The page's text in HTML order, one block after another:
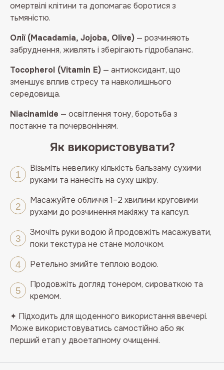
омертвілі клітини та допомагає боротися з
тьмяністю.
Олії (Macadamia, Jojoba, Olive) — розчиняють
забруднення, живлять і зберігають гідробаланс.
Tocopherol (Vitamin E) — антиоксидант, що
зменшує вплив стресу та навколишнього
середовища.
Niacinamide — освітлення тону, боротьба з
постакне та почервонінням.
Як використовувати?
Візьміть невелику кількість бальзаму сухими
руками та нанесіть на суху шкіру.
Масажуйте обличчя 1–2 хвилини круговими
рухами до розчинення макіяжу та капсул.
Змочіть руки водою й продовжіть масажувати,
поки текстура не стане молочком.
Ретельно змийте теплою водою.
Продовжіть догляд тонером, сироваткою та
кремом.
✦ Підходить для щоденного використання ввечері.
Може використовуватись самостійно або як
перший етап у двоетапному очищенні.